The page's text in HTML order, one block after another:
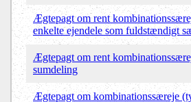
Ægtepagt om rent
enkelte ejendele som fuldstændigt
Ægtepagt om rent
sumdeling
Ægtepagt om kombinationssæreje